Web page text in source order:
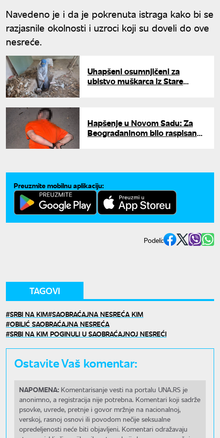
Navedeno je i da je pokrenuta istraga kako bi se
razjasnile okolnosti i uzroci koji su doveli do ove
nesreće.
Uhapšeni osumnjičeni za
ubistvo muškarca iz Stare
Hapšenje u Novom Sadu: Za
Beograđaninom bilo raspisano
Preuzmite mobilnu aplikaciju:
Podeli:
TAGOVI
SRBI NA KIM SAOBRAĆAJNA NESREĆA KIM
OBILIĆ SAOBRAĆAJNA NESREĆA
SRBI NA KIM POGINULI U SAOBRAĆAJNOJ NESREĆI
Ostavite Vaš komentar:
NAPOMENA: Komentarisanje vesti na portalu UNA.RS je
anonimno, a registracija nije potrebna. Komentari koji sadrže
psovke, uvrede, pretnje i govor mržnje na nacionalnoj,
verskoj, rasnoj osnovi ili povodom nečije seksualne
opredeljenosti neće biti objavljeni. Komentari odražavaju